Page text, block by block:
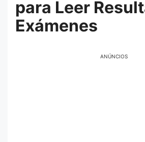
para Leer
Exámenes
ANÚNCIOS